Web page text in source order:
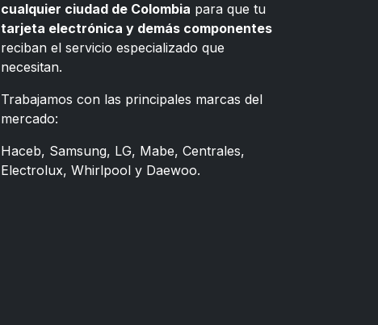
cualquier ciudad de Colombia para que tu
tarjeta electrónica y demás componentes
reciban el servicio especializado que
necesitan.
Trabajamos con las principales marcas del
mercado:
Haceb, Samsung, LG, Mabe, Centrales,
Electrolux, Whirlpool y Daewoo.